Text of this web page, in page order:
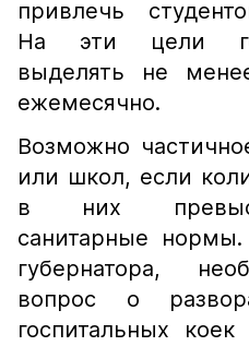
привлечь
На эти цели
выделять не
ежемесячно.
Возможно
или школ, если
в них
санитарные
губернатора,
вопрос о
госпитальных